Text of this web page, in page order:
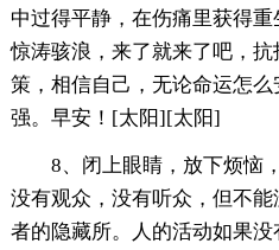
中过得平静，在伤痛里获得重
惊涛骇浪，来了就来了吧，
策，相信自己，无论命运怎
强。早安！[太阳][太阳]
8、闭上眼睛，放下烦恼
没有观众，没有听众，但不
者的隐藏所。人的活动如果